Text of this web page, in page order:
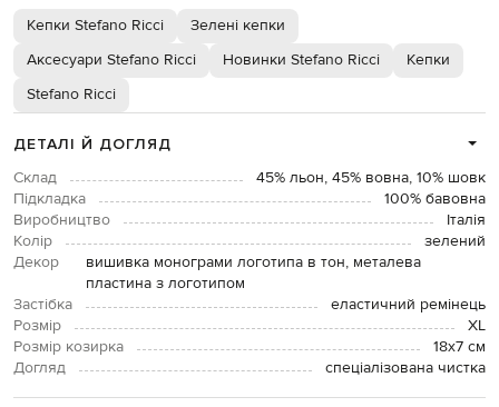
Кепки Stefano Ricci
Зелені кепки
Аксесуари Stefano Ricci
Новинки Stefano Ricci
Кепки
Stefano Ricci
ДЕТАЛІ Й ДОГЛЯД
Склад
45% льон, 45% вовна, 10% шовк
Підкладка
100% бавовна
Виробництво
Італія
Колір
зелений
Декор
вишивка монограми логотипа в тон, металева
пластина з логотипом
Застібка
еластичний ремінець
Розмір
XL
Розмір козирка
18х7 см
Догляд
спеціалізована чистка